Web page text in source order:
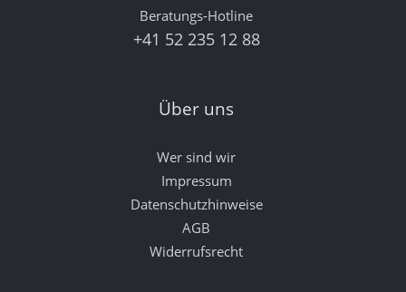
Beratungs-Hotline
+41 52 235 12 88
Über uns
Wer sind wir
Impressum
Datenschutzhinweise
AGB
Widerrufsrecht